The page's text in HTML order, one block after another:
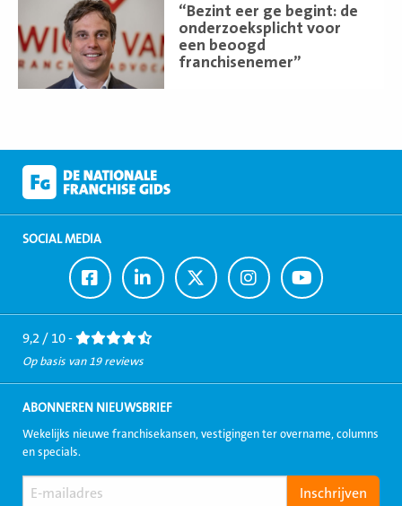
“Bezint eer ge begint: de
onderzoeksplicht voor
een beoogd
franchisenemer”
meer
SOCIAL MEDIA
Ga
naar
Facebook
Ga
naar
LinkedIn
Ga
naar
Twitter
Ga
naar
Instagram
Ga
naar
Youtube
9,2 / 10 -
Op basis van 19 reviews
ABONNEREN NIEUWSBRIEF
Wekelijks nieuwe franchisekansen, vestigingen ter overname, columns
en specials.